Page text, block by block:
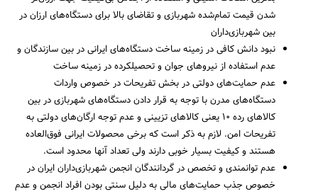
شدن قیمت تمام‌شده شهربازی و تقاضای بالا برای دستگاه‌های ارزان در
بین شهربازی‌داران
نبود دانش کافی در زمینه ساخت دستگاه‌های ایرانی در بین سازندگان و
عدم استفاده از نیروهای جوان و تحصیلکرده در زمینه ساخت
عدم حمایت‌های دولتی در بخش تفریحات در خصوص واردات
دستگاه‌های مدرن با توجه به قرار دادن دستگاه‌های شهربازی در بین
کالاهای رده 10 یعنی کالاهای تزیینی و عدم توجه ارگان‌های دولتی به
تفریحات امن. لازم به ذکر است که برخی محصولات ایرانی فوق‌العاده
هستند و کیفیت بسیار خوبی دارند ولی تعداد آنها محدود است.
عدم توانمندی و تخصص در گردانندگان انجمن شهربازی‌داران ایران در
خصوص جذب حمایت‌های مالی به دلیل سنتی بودن افراد انجمن و عدم